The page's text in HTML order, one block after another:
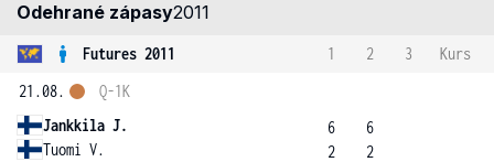
Odehrané zápasy2011
Futures 2011 1 2 3
Kurs
21.08.
Jankkila J.
Tuomi V.
Q-1K
6
2
6
2